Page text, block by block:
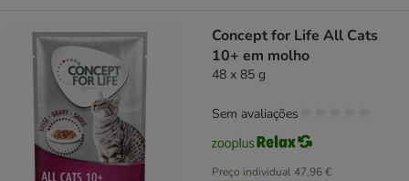
Concept for Life All Cats
10+ em molho
48 x 85 g
Preço individual47,96 €
Sem avaliações